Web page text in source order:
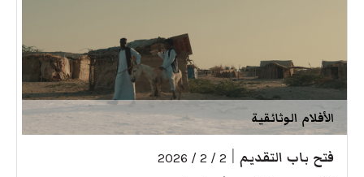
الأفلام الوثائقية
فتح باب التقديم 2 / 2 / 2026